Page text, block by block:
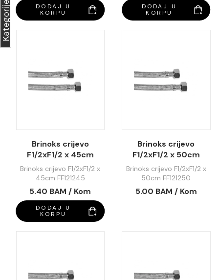
Kategorije
DODAJ U
KORPU
DODAJ U
KORPU
Brinoks crijevo
F1/2xF1/2 x 45cm
FF121245
Brinoks crijevo F1/2xF1/2 x
45cm FF121245
5.40 BAM / Kom
DODAJ U
KORPU
Brinoks crijevo
F1/2xF1/2 x 50cm
FF121250
Brinoks crijevo F1/2xF1/2 x
50cm FF121250
5.00 BAM / Kom